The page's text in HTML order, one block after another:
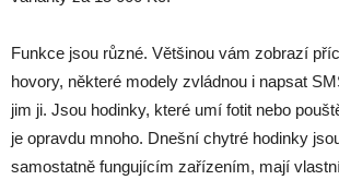
Funkce jsou různé. Většinou vám zobrazí
hovory, některé modely zvládnou i napsat
jim ji. Jsou hodinky, které umí fotit nebo
je opravdu mnoho. Dnešní chytré hodinky
samostatně fungujícím zařízením, mají